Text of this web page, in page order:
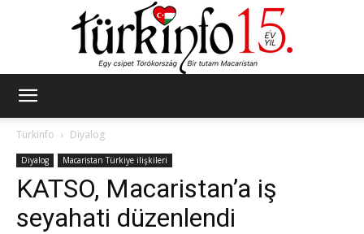
Türkinfo
Diyalog
Diyalog Macaristan Türkiye ilişkileri
KATSO, Macaristan’a iş
seyahati düzenlendi